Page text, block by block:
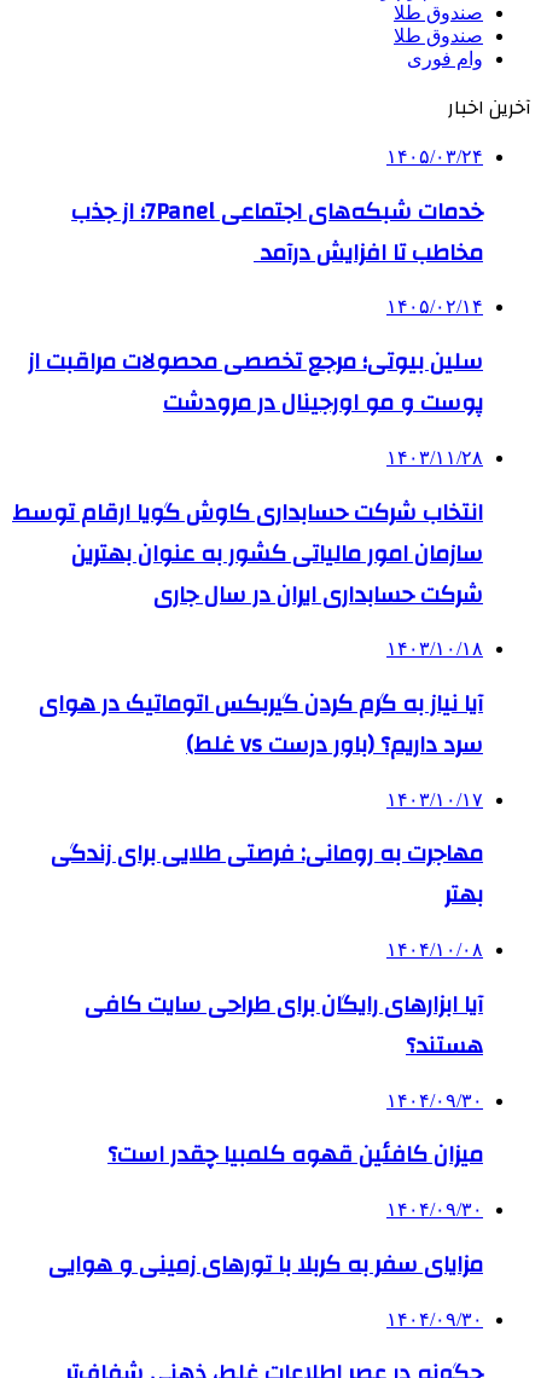
صندوق طلا
صندوق طلا
وام فوری
آخرین اخبار
۱۴۰۵/۰۳/۲۴
خدمات شبکه‌های اجتماعی 7Panel؛ از جذب
مخاطب تا افزایش درآمد
۱۴۰۵/۰۲/۱۴
سلین بیوتی؛ مرجع تخصصی محصولات مراقبت از
پوست و مو اورجینال در مرودشت
۱۴۰۳/۱۱/۲۸
انتخاب شرکت حسابداری کاوش گویا ارقام توسط
سازمان امور مالیاتی کشور به عنوان بهترین
شرکت حسابداری ایران در سال جاری
۱۴۰۳/۱۰/۱۸
آیا نیاز به گرم کردن گیربکس اتوماتیک در هوای
سرد داریم؟ (باور درست vs غلط)
۱۴۰۳/۱۰/۱۷
مهاجرت به رومانی: فرصتی طلایی برای زندگی
بهتر
۱۴۰۴/۱۰/۰۸
آیا ابزارهای رایگان برای طراحی سایت کافی
هستند؟
۱۴۰۴/۰۹/۳۰
میزان کافئین قهوه کلمبیا چقدر است؟
۱۴۰۴/۰۹/۳۰
مزایای سفر به کربلا با تورهای زمینی و هوایی
۱۴۰۴/۰۹/۳۰